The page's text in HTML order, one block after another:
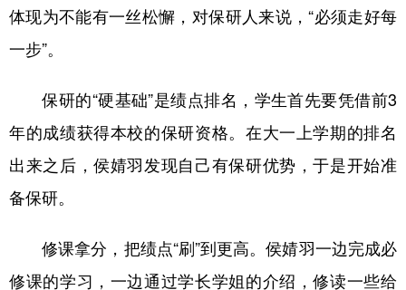
体现为不能有一丝松懈，对保研人来说，“必须走好每
一步”。
保研的“硬基础”是绩点排名，学生首先要凭借前3
年的成绩获得本校的保研资格。在大一上学期的排名
出来之后，侯婧羽发现自己有保研优势，于是开始准
备保研。
修课拿分，把绩点“刷”到更高。侯婧羽一边完成必
修课的学习，一边通过学长学姐的介绍，修读一些给